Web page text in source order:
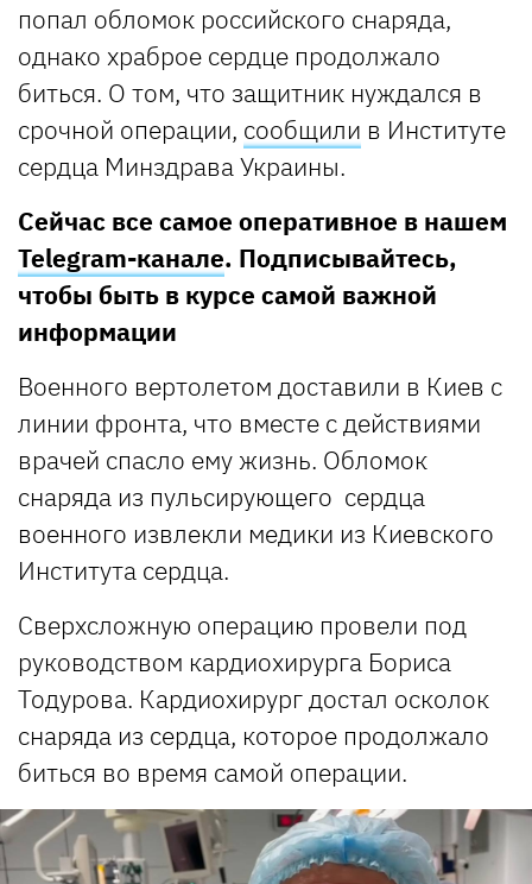
попал обломок российского снаряда,
однако храброе сердце продолжало
биться. О том, что защитник нуждался в
срочной операции, сообщили в Институте
сердца Минздрава Украины.
Сейчас все самое оперативное в нашем
Telegram-канале. Подписывайтесь,
чтобы быть в курсе самой важной
информации
Военного вертолетом доставили в Киев с
линии фронта, что вместе с действиями
врачей спасло ему жизнь. Обломок
снаряда из пульсирующего сердца
военного извлекли медики из Киевского
Института сердца.
Сверхсложную операцию провели под
руководством кардиохирурга Бориса
Тодурова. Кардиохирург достал осколок
снаряда из сердца, которое продолжало
биться во время самой операции.